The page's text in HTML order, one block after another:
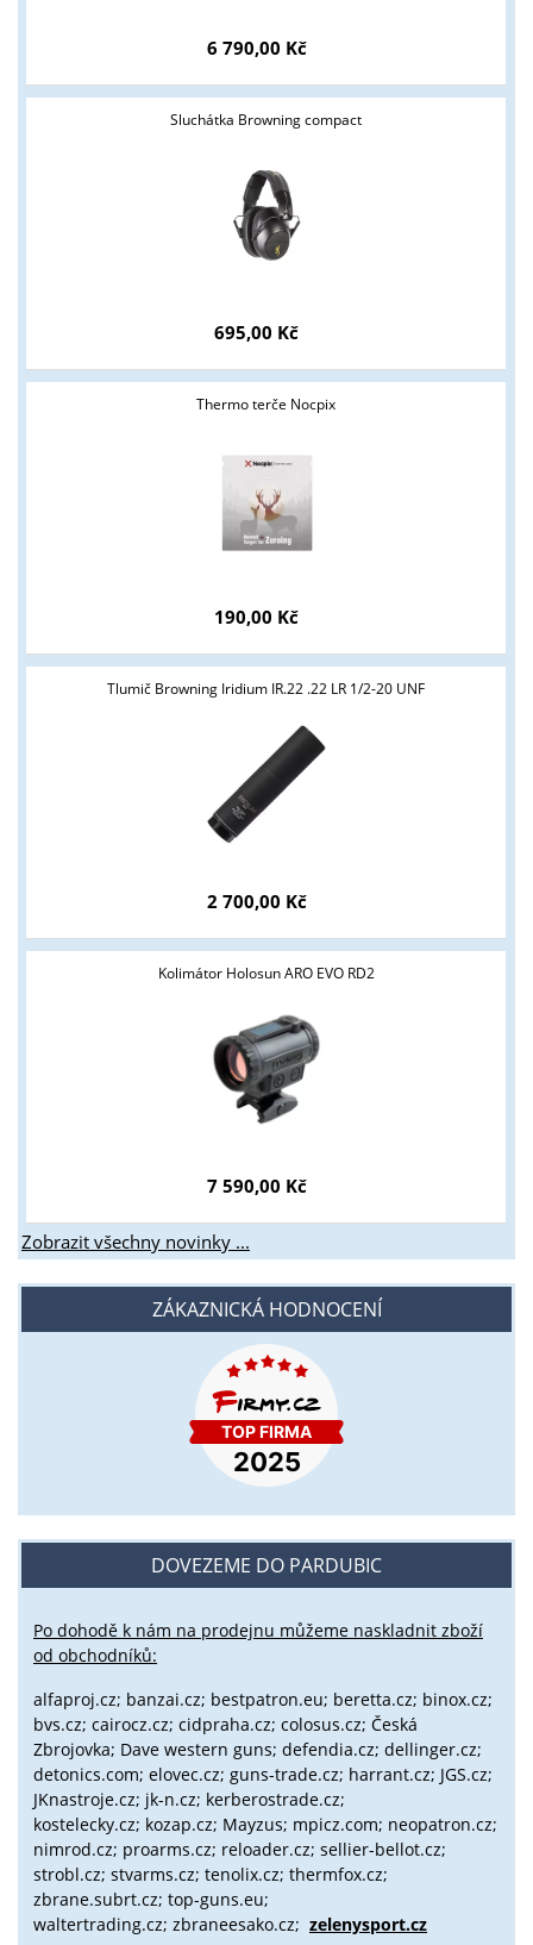
6 790,00 Kč
Sluchátka Browning compact
695,00 Kč
Thermo terče Nocpix
190,00 Kč
Tlumič Browning Iridium IR.22 .22 LR 1/2-20 UNF
2 700,00 Kč
Kolimátor Holosun ARO EVO RD2
7 590,00 Kč
Zobrazit všechny novinky ...
ZÁKAZNICKÁ HODNOCENÍ
DOVEZEME DO PARDUBIC
Po dohodě k nám na prodejnu můžeme naskladnit zboží
od obchodníků:
alfaproj.cz; banzai.cz; bestpatron.eu; beretta.cz; binox.cz;
bvs.cz; cairocz.cz; cidpraha.cz; colosus.cz; Česká
Zbrojovka; Dave western guns; defendia.cz; dellinger.cz;
detonics.com; elovec.cz; guns-trade.cz; harrant.cz; JGS.cz;
JKnastroje.cz; jk-n.cz; kerberostrade.cz;
kostelecky.cz; kozap.cz; Mayzus; mpicz.com; neopatron.cz;
nimrod.cz; proarms.cz; reloader.cz; sellier-bellot.cz;
strobl.cz; stvarms.cz; tenolix.cz; thermfox.cz;
zbrane.subrt.cz; top-guns.eu;
waltertrading.cz; zbraneesako.cz; zelenysport.cz
Tyto stránky jsou určeny pouze odborné veřejnosti od 18 let a
podmínky?